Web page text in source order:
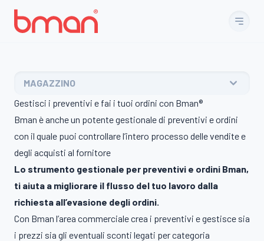
MAGAZZINO
Gestisci i preventivi e fai i tuoi ordini con Bman®
Bman è anche un potente gestionale di preventivi e ordini
con il quale puoi controllare l’intero processo delle vendite e
degli acquisti al fornitore
Lo strumento gestionale per preventivi e ordini Bman,
ti aiuta a migliorare il flusso del tuo lavoro dalla
richiesta all’evasione degli ordini.
Con Bman l’area commerciale crea i preventivi e gestisce sia
i prezzi sia gli eventuali sconti legati per categoria